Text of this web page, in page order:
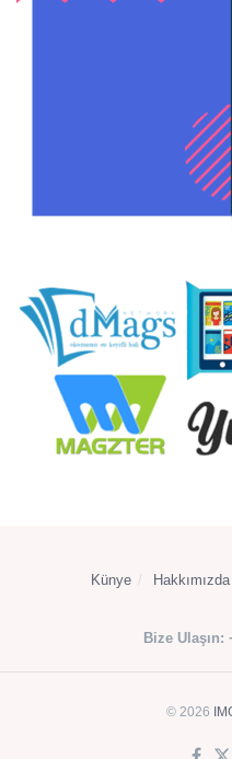
Künye Hakkımızda
Bize Ulaşın:
© 2026